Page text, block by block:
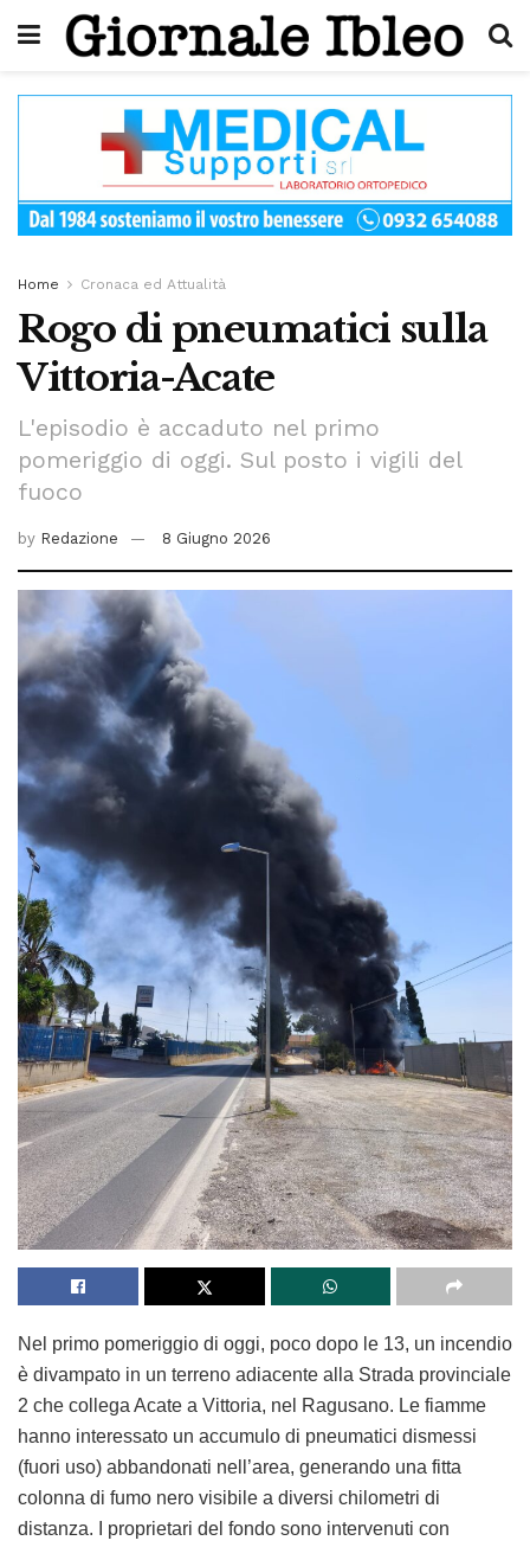
Home Cronaca ed Attualità
Rogo di pneumatici sulla
Vittoria-Acate
L'episodio è accaduto nel primo
pomeriggio di oggi. Sul posto i vigili del
fuoco
by Redazione 8 Giugno 2026
Nel primo pomeriggio di oggi, poco dopo le 13, un incendio
è divampato in un terreno adiacente alla Strada provinciale
2 che collega Acate a Vittoria, nel Ragusano. Le fiamme
hanno interessato un accumulo di pneumatici dismessi
(fuori uso) abbandonati nell’area, generando una fitta
colonna di fumo nero visibile a diversi chilometri di
distanza. I proprietari del fondo sono intervenuti con